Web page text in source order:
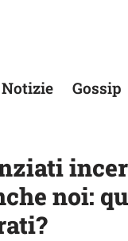
Notizie Gossip
noi: